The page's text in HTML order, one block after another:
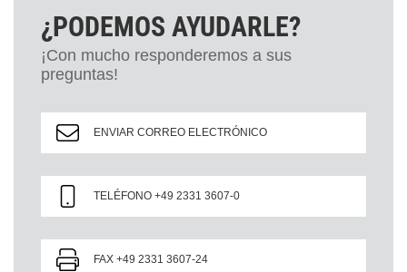
¿PODEMOS AYUDARLE?
¡Con mucho responderemos a sus
preguntas!
ENVIAR CORREO ELECTRÓNICO
TELÉFONO +49 2331 3607-0
FAX +49 2331 3607-24